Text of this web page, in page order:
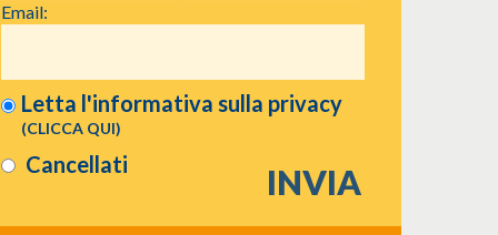
Email:
Letta l'informativa sulla privacy
(CLICCA QUI)
Cancellati